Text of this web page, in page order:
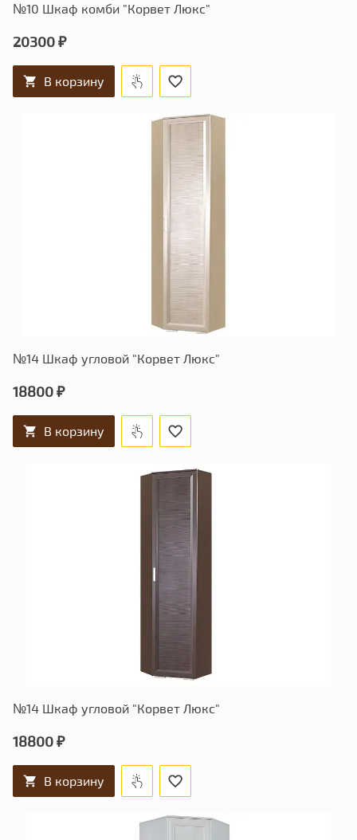
№10 Шкаф комби "Корвет Люкс"
20300 ₽
В корзину
№14 Шкаф угловой "Корвет Люкс"
18800 ₽
В корзину
№14 Шкаф угловой "Корвет Люкс"
18800 ₽
В корзину